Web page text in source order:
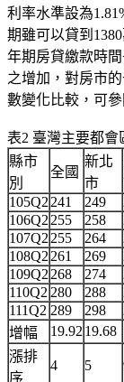
利率水準設為
期雖可以貸到
年期房貸繳款時
之增加，對房市
數變化比較，可參
表2 臺灣主要都會
縣市
別
全國
新北
市
105Q2 241 249
106Q2 255 258
107Q2 255 264
108Q2 261 269
109Q2 268 274
110Q2 280 288
111Q2 289 298
增幅
19.92 19.68
漲排
序
4 5